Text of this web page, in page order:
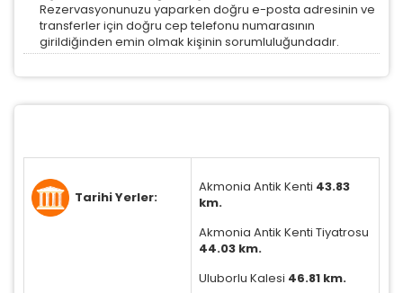
kullanımvegizlilik koşullarınıinceleyebilirsiniz.
gereklidir. Bu çerezler olmadan site düzgün çalışmaz
Ziyaretçilerin siteyi nasıl kullandığını anonim olarak
kullanıcıların nerede zorluk yaşadığını anlamamıza
Rezervasyonunuzu yaparken doğru e-posta adresinin ve
transferler için doğru cep telefonu numarasının
girildiğinden emin olmak kişinin sorumluluğundadır.
Tarihi Yerler:
Akmonia Antik Kenti 43.83
km.
Akmonia Antik Kenti Tiyatrosu
44.03 km.
Uluborlu Kalesi 46.81 km.